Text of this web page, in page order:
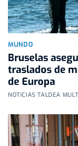
MUNDO
Bruselas
traslados de
de Europa
NOTICIAS TALDEA